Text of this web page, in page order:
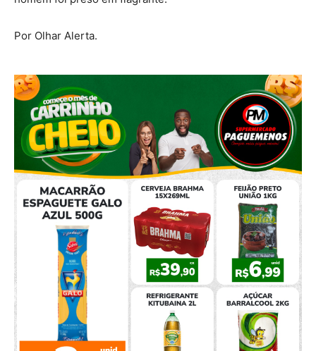
Por Olhar Alerta.